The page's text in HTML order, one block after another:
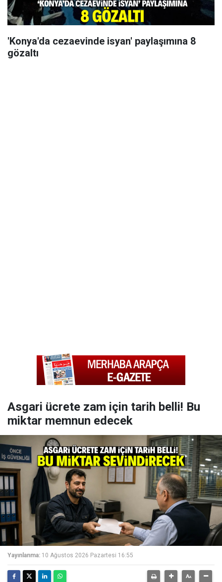
'Konya'da cezaevinde isyan' paylaşımına 8
gözaltı
Asgari ücrete zam için tarih belli! Bu
miktar memnun edecek
Yayınlanma: 10 Ağustos 2026 Pazartesi 16:55